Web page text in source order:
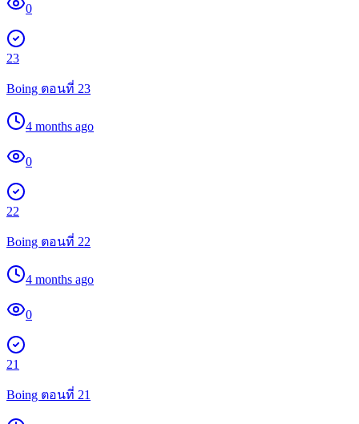
0
23
Boing ตอนที่ 23
4 months ago
0
22
Boing ตอนที่ 22
4 months ago
0
21
Boing ตอนที่ 21